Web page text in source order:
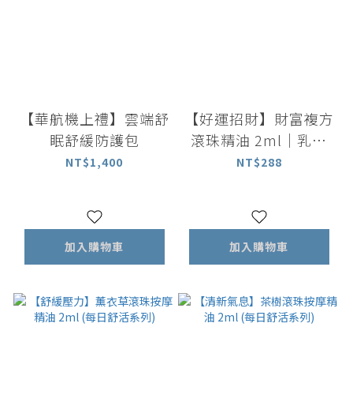
【華航機上禮】雲端舒
眠舒緩防護包
NT$1,400
加入購物車
【好運招財】財富複方
滾珠精油 2ml｜乳香
精油 沒藥精油 隨身小
NT$288
加入購物車